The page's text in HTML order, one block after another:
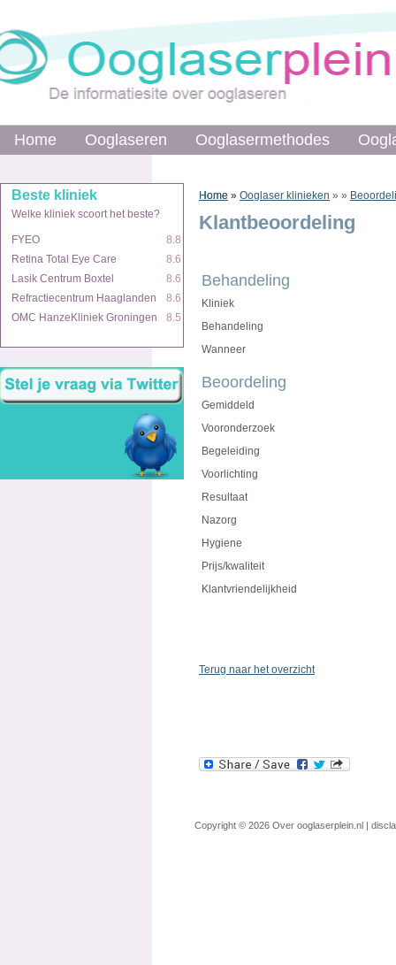
Home Ooglaseren Ooglasermethodes
Beste kliniek
Welke kliniek scoort het beste?
FYEO
8.8
Retina Total Eye Care
8.6
Lasik Centrum Boxtel
8.6
Refractiecentrum Haaglanden
8.6
OMC HanzeKliniek Groningen
8.5
Home »
Home Ooglaseren Ooglasermethodes
Beste kliniek
Welke kliniek scoort het beste?
FYEO
8.8
Retina Total Eye Care
8.6
Lasik Centrum Boxtel
8.6
Refractiecentrum Haaglanden
8.6
OMC HanzeKliniek Groningen
8.5
Home » Ooglaser klinieken » »
Klantbeoordeling
Behandeling
Kliniek
Behandeling
Wanneer
Beoordeling
Gemiddeld
Vooronderzoek
Begeleiding
Voorlichting
Resultaat
Nazorg
Hygiene
Prijs/kwaliteit
Klantvriendelijkheid
Terug naar het overzicht
Copyright © 2026 Over ooglaserplein.nl |